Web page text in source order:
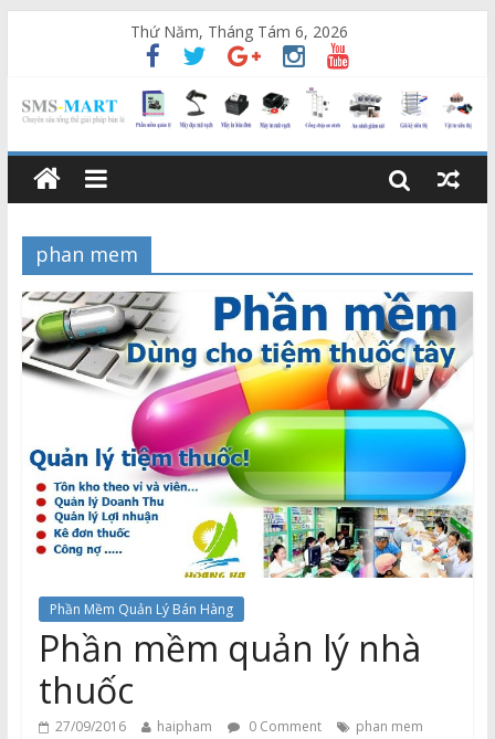
Thứ Năm, Tháng Tám 6, 2026
phan mem
Phần Mềm Quản Lý Bán Hàng
Phần mềm quản lý nhà
thuốc
27/09/2016 haipham 0 Comment phan mem